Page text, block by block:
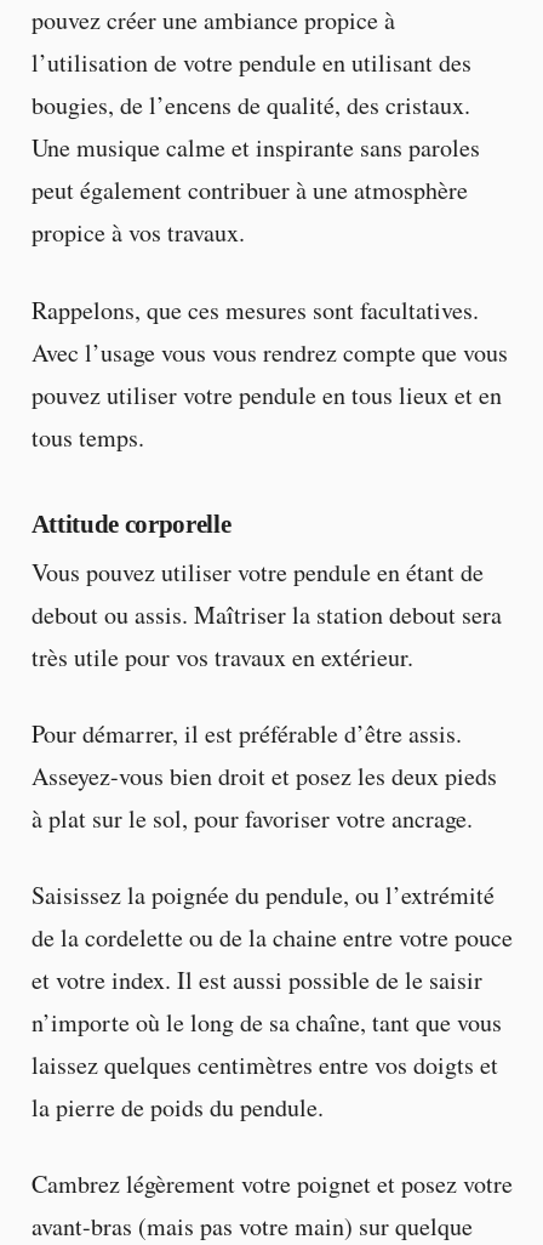
pouvez créer une ambiance propice à
l’utilisation de votre pendule en utilisant des
bougies, de l’encens de qualité, des cristaux.
Une musique calme et inspirante sans paroles
peut également contribuer à une atmosphère
propice à vos travaux.
Rappelons, que ces mesures sont facultatives.
Avec l’usage vous vous rendrez compte que vous
pouvez utiliser votre pendule en tous lieux et en
tous temps.
Attitude corporelle
Vous pouvez utiliser votre pendule en étant de
debout ou assis. Maîtriser la station debout sera
très utile pour vos travaux en extérieur.
Pour démarrer, il est préférable d’être assis.
Asseyez-vous bien droit et posez les deux pieds
à plat sur le sol, pour favoriser votre ancrage.
Saisissez la poignée du pendule, ou l’extrémité
de la cordelette ou de la chaine entre votre pouce
et votre index. Il est aussi possible de le saisir
n’importe où le long de sa chaîne, tant que vous
laissez quelques centimètres entre vos doigts et
la pierre de poids du pendule.
Cambrez légèrement votre poignet et posez votre
avant-bras (mais pas votre main) sur quelque